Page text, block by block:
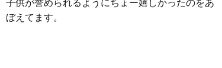
子供が誉められるようにちょー嬉しかったのをあ
ぼえてます。